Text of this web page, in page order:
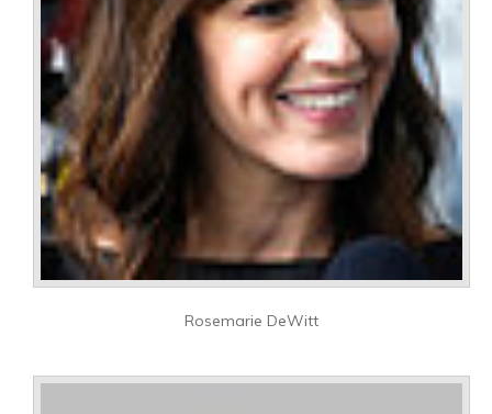
Rosemarie DeWitt